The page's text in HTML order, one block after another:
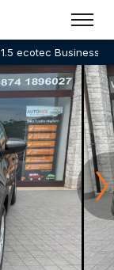
ecotec Business